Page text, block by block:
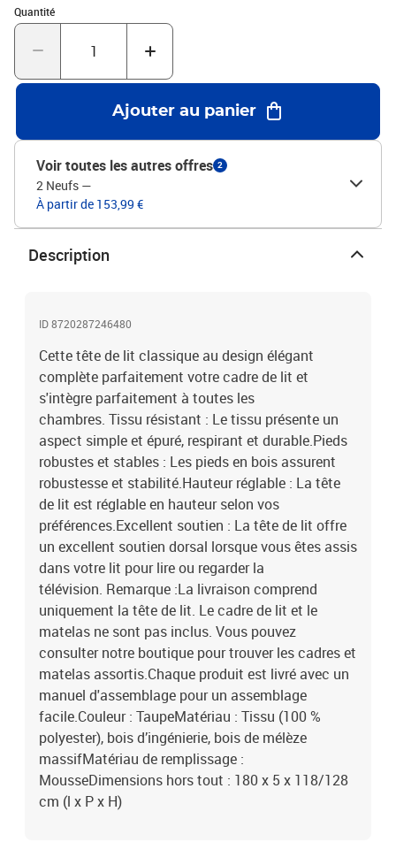
consulter notre boutique pour trouver les cadres et matelas
assortis.Chaque produit est livré avec un manuel d'assemblage
pour un assemblage facile.Couleur : TaupeMatériau : Tissu (100 %
remplissage : MousseDimensions hors tout : 180 x 5 x 118/128 cm
Quantité
Quantité : 1
Ajouter au panier
Voir toutes les autres offres 2
2 Neufs —
À partir de 153,99 €
Description
ID 8720287246480
Cette tête de lit classique au design élégant
complète parfaitement votre cadre de lit et
s'intègre parfaitement à toutes les
chambres. Tissu résistant : Le tissu présente un
aspect simple et épuré, respirant et durable.Pieds
robustes et stables : Les pieds en bois assurent
robustesse et stabilité.Hauteur réglable : La tête
de lit est réglable en hauteur selon vos
préférences.Excellent soutien : La tête de lit offre
un excellent soutien dorsal lorsque vous êtes assis
dans votre lit pour lire ou regarder la
télévision. Remarque :La livraison comprend
uniquement la tête de lit. Le cadre de lit et le
matelas ne sont pas inclus. Vous pouvez
consulter notre boutique pour trouver les cadres et
matelas assortis.Chaque produit est livré avec un
manuel d'assemblage pour un assemblage
facile.Couleur : TaupeMatériau : Tissu (100 %
polyester), bois d’ingénierie, bois de mélèze
massifMatériau de remplissage :
MousseDimensions hors tout : 180 x 5 x 118/128
cm (l x P x H)